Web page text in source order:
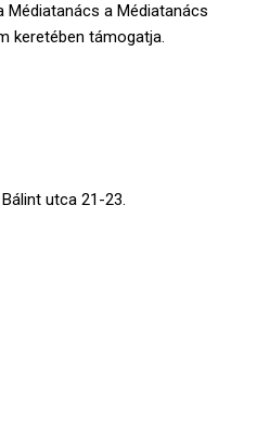
Médiatanács a Médiatanács
keretében támogatja.
utca 21-23.